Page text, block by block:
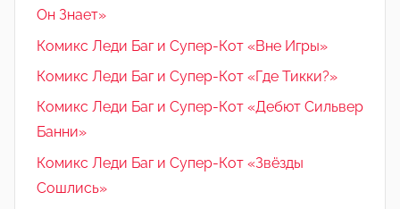
Он Знает»
Комикс Леди Баг и Супер-Кот «Вне Игры»
Комикс Леди Баг и Супер-Кот «Где Тикки?»
Комикс Леди Баг и Супер-Кот «Дебют Сильвер
Банни»
Комикс Леди Баг и Супер-Кот «Звёзды
Сошлись»